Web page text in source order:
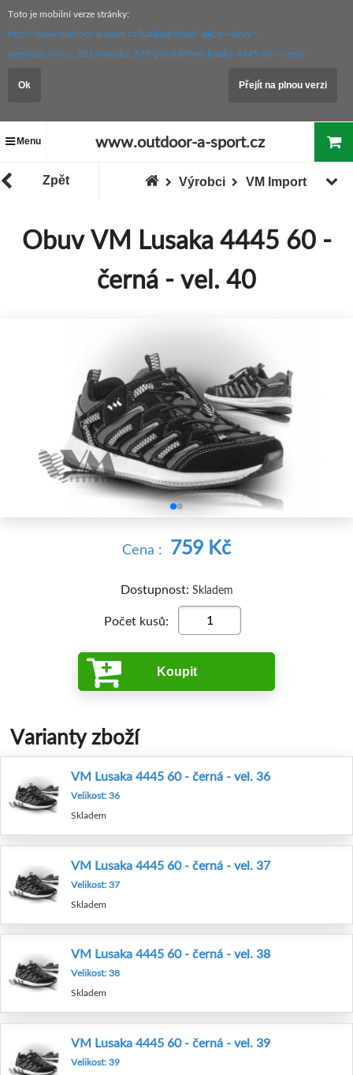
Toto je mobilní verze stránky:
http://www.outdoor-a-sport.cz/katalog/zbozi/-akce---slevy---
vyprodej-/obuv_281/damska_579/produkt/vm-lusaka-4445-60---cerna
Ok Přejít na plnou verzi
Menu www.outdoor-a-sport.cz
Zpět VM Import
Výrobci
Obuv VM Lusaka 4445 60 -
černá - vel. 40
Cena : 759 Kč
Dostupnost: Skladem
Počet kusů:
Koupit
Varianty zboží
VM Lusaka 4445 60 - černá - vel. 36
Velikost: 36
Skladem
VM Lusaka 4445 60 - černá - vel. 37
Velikost: 37
Skladem
VM Lusaka 4445 60 - černá - vel. 38
Velikost: 38
Skladem
VM Lusaka 4445 60 - černá - vel. 39
Velikost: 39